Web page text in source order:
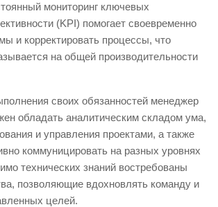
мониторинг ключевых
(KPI) помогает своевременно
и корректировать процессы, что
на общей производительности
своих обязанностей менеджер
обладать аналитическим складом ума,
и управления проектами, а также
коммуницировать на разных уровнях
технических знаний востребованы
позволяющие вдохновлять команду и
целей.